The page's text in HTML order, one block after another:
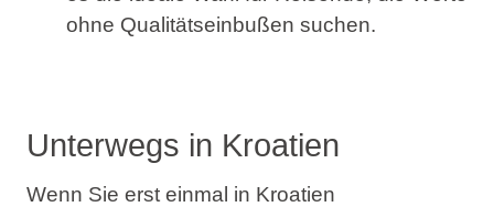
ohne Qualitätseinbußen suchen.
Unterwegs in Kroatien
Wenn Sie erst einmal in Kroatien